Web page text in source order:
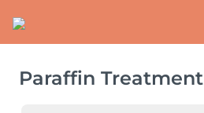
Paraffin Treatment